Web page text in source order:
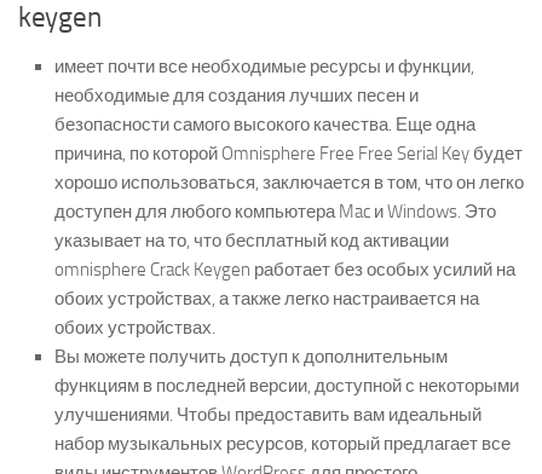
keygen
имеет почти все необходимые ресурсы и функции,
необходимые для создания лучших песен и
безопасности самого высокого качества. Еще одна
причина, по которой Omnisphere Free Free Serial Key будет
хорошо использоваться, заключается в том, что он легко
доступен для любого компьютера Mac и Windows. Это
указывает на то, что бесплатный код активации
omnisphere Crack Keygen работает без особых усилий на
обоих устройствах, а также легко настраивается на
обоих устройствах.
Вы можете получить доступ к дополнительным
функциям в последней версии, доступной с некоторыми
улучшениями. Чтобы предоставить вам идеальный
набор музыкальных ресурсов, который предлагает все